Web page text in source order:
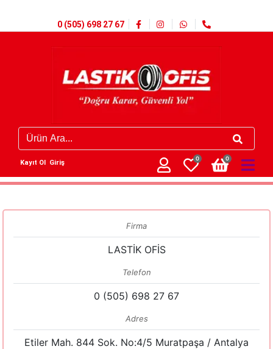
0 (505) 698 27 67
Kayıt Ol Giriş
0 0
Firma
LASTİK OFİS
Telefon
0 (505) 698 27 67
Adres
Etiler Mah. 844 Sok. No:4/5 Muratpaşa / Antalya